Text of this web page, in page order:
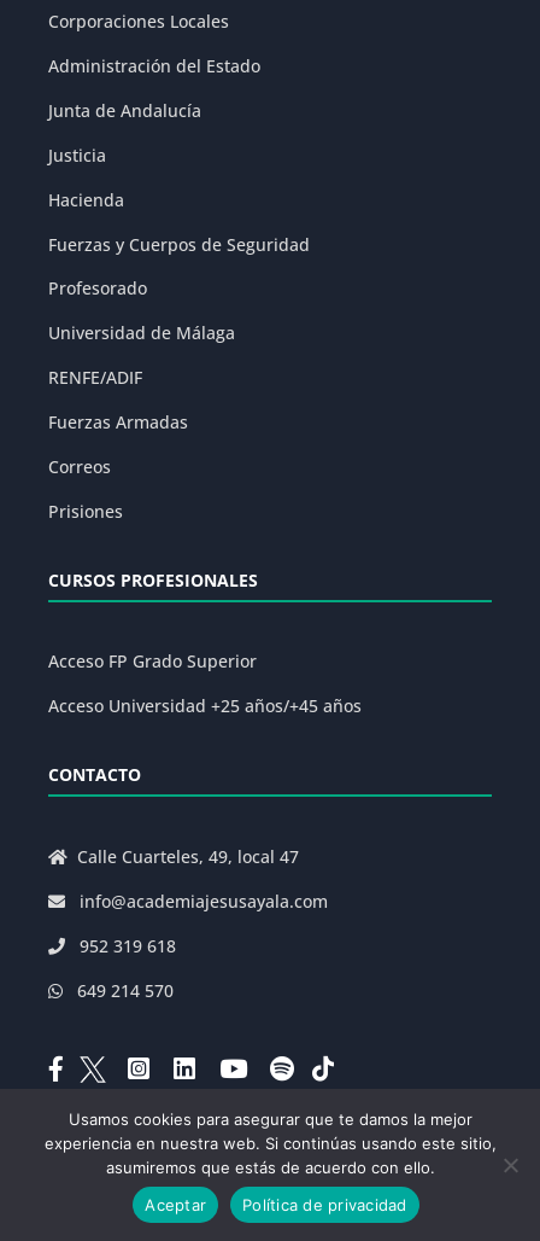
Corporaciones Locales
Administración del Estado
Junta de Andalucía
Justicia
Hacienda
Fuerzas y Cuerpos de Seguridad
Profesorado
Universidad de Málaga
RENFE/ADIF
Fuerzas Armadas
Correos
Prisiones
CURSOS PROFESIONALES
Acceso FP Grado Superior
Acceso Universidad +25 años/+45 años
CONTACTO
Calle Cuarteles, 49, local 47
info@academiajesusayala.com
952 319 618
649 214 570
Aviso Legal|Política de Privacidad|
Condiciones Generales de la Matrícula|
625/2019
Usamos cookies para asegurar que te damos la mejor
experiencia en nuestra web. Si continúas usando este sitio,
asumiremos que estás de acuerdo con ello.
Aceptar
Política de privacidad